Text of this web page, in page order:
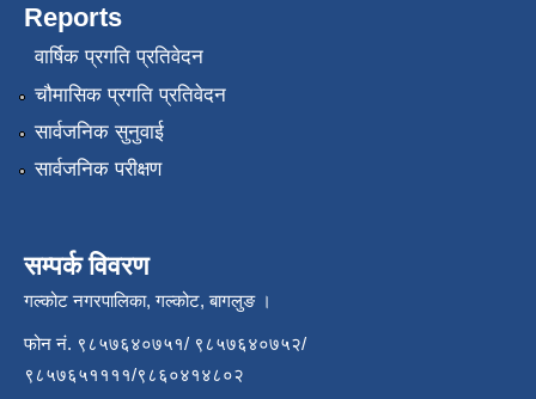
Reports
वार्षिक प्रगति प्रतिवेदन
चौमासिक प्रगति प्रतिवेदन
सार्वजनिक सुनुवाई
सार्वजनिक परीक्षण
सम्पर्क विवरण
गल्कोट नगरपालिका, गल्कोट, बागलुङ ।
फोन नं. ९८५७६४०७५१/ ९८५७६४०७५२/
९८५७६५११११/९८६०४१४८०२